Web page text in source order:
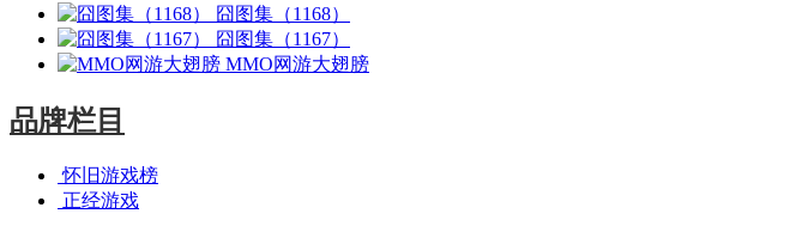
囧图集（1168）
囧图集（1167）
MMO网游大翅膀
品牌栏目
怀旧游戏榜
正经游戏